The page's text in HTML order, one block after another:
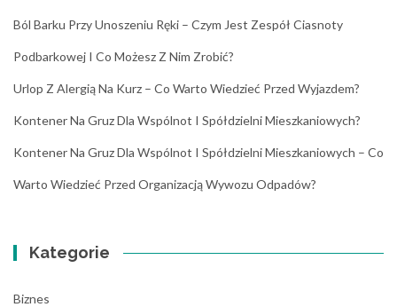
Ból Barku Przy Unoszeniu Ręki – Czym Jest Zespół Ciasnoty
Podbarkowej I Co Możesz Z Nim Zrobić?
Urlop Z Alergią Na Kurz – Co Warto Wiedzieć Przed Wyjazdem?
Kontener Na Gruz Dla Wspólnot I Spółdzielni Mieszkaniowych?
Kontener Na Gruz Dla Wspólnot I Spółdzielni Mieszkaniowych – Co
Warto Wiedzieć Przed Organizacją Wywozu Odpadów?
Kategorie
Biznes